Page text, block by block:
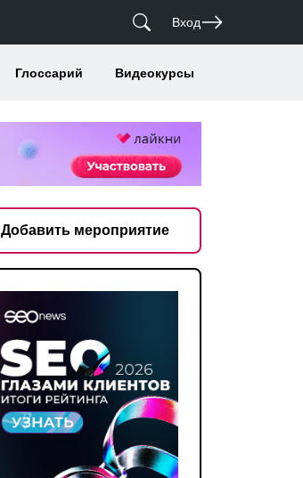
Вход
Глоссарий Видеокурсы
Добавить мероприятие